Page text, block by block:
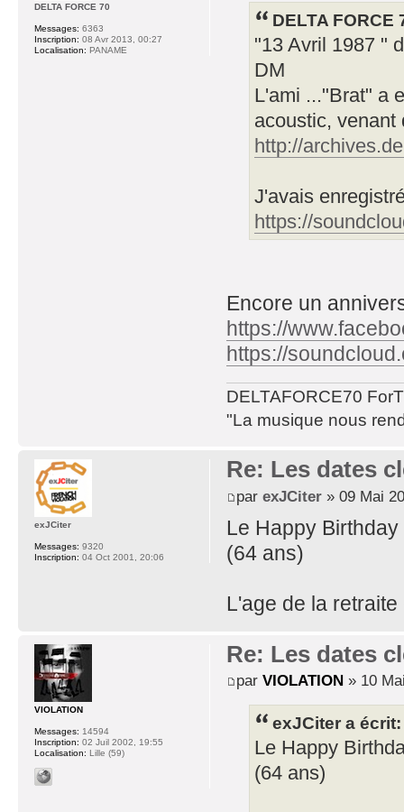
DELTA FORCE
"13 Avril 1987 "
DM
L'ami ..."Brat" a
acoustic, venant
http://
J'avais
https://
Encore un
https://
https://
DELTAFORCE70
"La musique nous
DELTA FORCE 70
Messages: 6363
Inscription: 08 Avr 2013, 00:27
Localisation: PANAME
Re: Les dates
par exJCiter» 09 Mai
Le Happy
(64 ans)
L'age de la
exJCiter
Messages: 9320
Inscription: 04 Oct 2001, 20:06
Re: Les dates
par VIOLATION» 10
exJCiter a écrit:
Le Happy
(64 ans)
VIOLATION
Messages: 14594
Inscription: 02 Juil 2002, 19:55
Localisation: Lille (59)